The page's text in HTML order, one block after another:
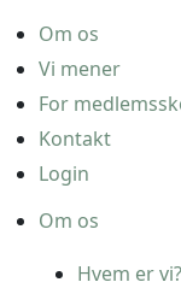
Om os
Vi mener
For
Kontakt
Login
Om os
Hvem er vi?